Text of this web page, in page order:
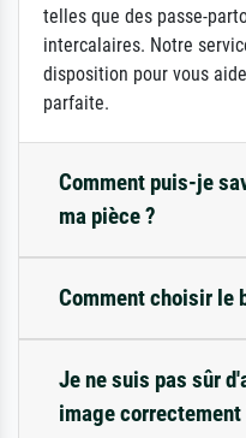
telles que des passe-
intercalaires. Notre
disposition pour vous
parfaite.
Comment puis-je
ma pièce ?
Comment choisir le
Je ne suis pas sûr
image correctement